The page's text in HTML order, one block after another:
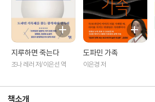
지루하면 죽는다
조나 레러 저/이은선 역
도파민 가족
이은경 저
책소개